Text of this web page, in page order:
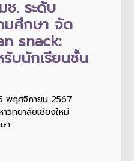
ช. ระดับ
มศึกษา จัด
snack:
รับนักเรียนชั้น
พฤศจิกายน 2567
วิทยาลัยเชียงใหม่
า